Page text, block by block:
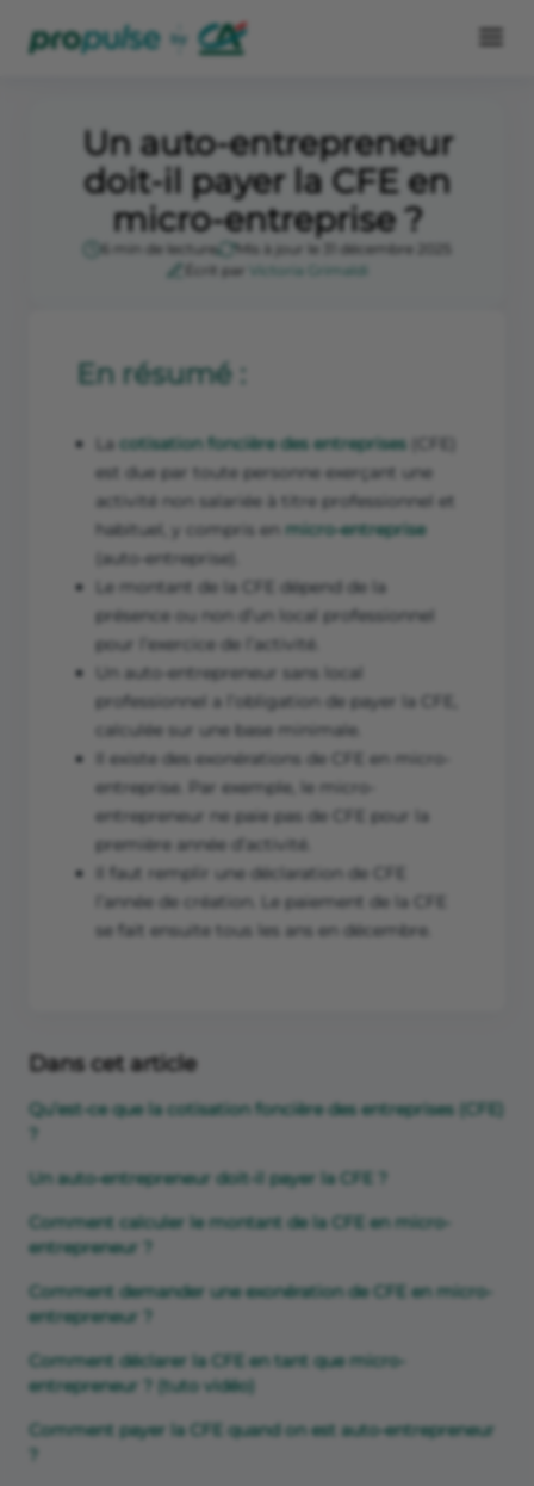
Un auto-entrepreneur
doit-il payer la CFE en
micro-entreprise ?
6 min de lecture
Mis à jour le 31 décembre 2025
Écrit par
Victoria Grimaldi
En résumé :
La cotisation foncière des entreprises
est due par toute personne exerçant une
activité non salariée à titre professionnel et
habituel, y compris en micro-entreprise
(auto-entreprise).
Le montant de la CFE dépend de la
présence ou non d’un local professionnel
pour l’exercice de l’activité.
Un auto-entrepreneur sans local
professionnel a l’obligation de payer la CFE,
calculée sur une base minimale.
Il existe des exonérations de CFE en micro-
entreprise. Par exemple, le micro-
entrepreneur ne paie pas de CFE pour la
première année d’activité.
Il faut remplir une déclaration de CFE
l’année de création. Le paiement de la CFE
se fait ensuite tous les ans en décembre.
Dans cet article
Qu’est-ce que la cotisation foncière des entreprises (CFE)
?
Un auto-entrepreneur doit-il payer la CFE ?
Comment calculer le montant de la CFE en micro-
entrepreneur ?
Comment demander une exonération de CFE en micro-
entrepreneur ?
Comment déclarer la CFE en tant que micro-
entrepreneur ? (tuto vidéo)
Comment payer la CFE quand on est auto-entrepreneur
?